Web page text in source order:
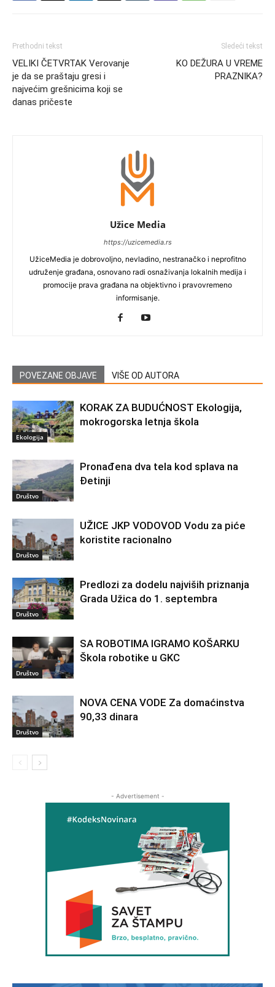
Prethodni tekst
VELIKI ČETVRTAK Verovanje
je da se praštaju gresi i
najvećim grešnicima koji se
danas pričeste
Sledeći tekst
KO DEŽURA U VREME
PRAZNIKA?
Užice Media
https://uzicemedia.rs
UžiceMedia je dobrovoljno, nevladino, nestranačko i neprofitno
udruženje građana, osnovano radi osnaživanja lokalnih medija i
promocije prava građana na objektivno i pravovremeno
informisanje.
POVEZANE OBJAVE VIŠE OD AUTORA
Ekologija
KORAK ZA BUDUĆNOST Ekologija,
mokrogorska letnja škola
Društvo
Pronađena dva tela kod splava na
Đetinji
Društvo
UŽICE JKP VODOVOD Vodu za piće
koristite racionalno
Društvo
Predlozi za dodelu najviših priznanja
Grada Užica do 1. septembra
Društvo
SA ROBOTIMA IGRAMO KOŠARKU
Škola robotike u GKC
Društvo
NOVA CENA VODE Za domaćinstva
90,33 dinara
- Advertisement -